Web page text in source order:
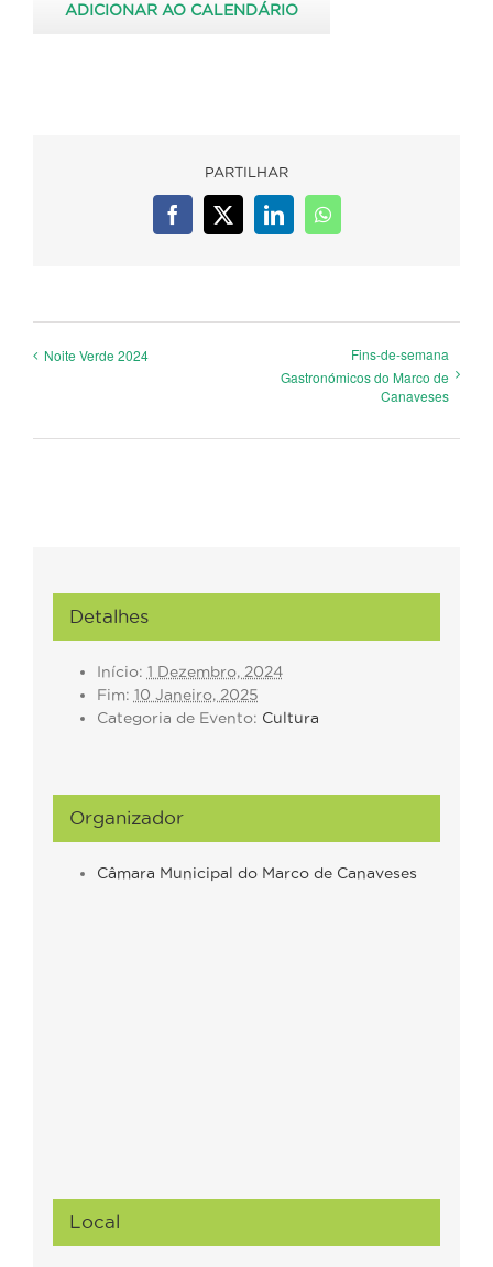
ADICIONAR AO CALENDÁRIO
PARTILHAR
Facebook
X LinkedInWhatsApp
Noite Verde 2024
Fins-de-semana
Gastronómicos do Marco de
Canaveses
Detalhes
Início: 1 Dezembro, 2024
Fim: 10 Janeiro, 2025
Categoria de Evento: Cultura
Organizador
Câmara Municipal do Marco de Canaveses
Local